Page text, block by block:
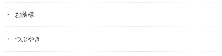
お蔭様
つぶやき